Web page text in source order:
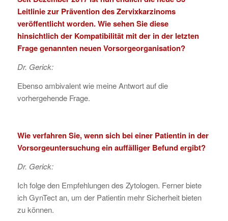
Leitlinie zur Prävention des Zervixkarzinoms
veröffentlicht worden. Wie sehen Sie diese
hinsichtlich der Kompatibilität mit der in der letzten
Frage genannten neuen Vorsorgeorganisation?
Dr. Gerick:
Ebenso ambivalent wie meine Antwort auf die
vorhergehende Frage.
Wie verfahren Sie, wenn sich bei einer Patientin in der
Vorsorgeuntersuchung ein auffälliger Befund ergibt?
Dr. Gerick:
Ich folge den Empfehlungen des Zytologen. Ferner biete
ich GynTect an, um der Patientin mehr Sicherheit bieten
zu können.